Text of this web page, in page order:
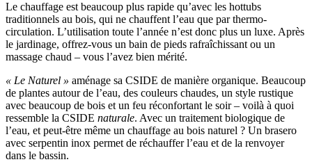
Le chauffage est beaucoup plus rapide qu’avec les hottubs
traditionnels au bois, qui ne chauffent l’eau que par thermo-
circulation. L’utilisation toute l’année n’est donc plus un luxe. Après
le jardinage, offrez-vous un bain de pieds rafraîchissant ou un
massage chaud – vous l’avez bien mérité.
« Le Naturel » aménage sa CSIDE de manière organique. Beaucoup
de plantes autour de l’eau, des couleurs chaudes, un style rustique
avec beaucoup de bois et un feu réconfortant le soir – voilà à quoi
ressemble la CSIDE naturale. Avec un traitement biologique de
l’eau, et peut-être même un chauffage au bois naturel ? Un brasero
avec serpentin inox permet de réchauffer l’eau et de la renvoyer
dans le bassin.